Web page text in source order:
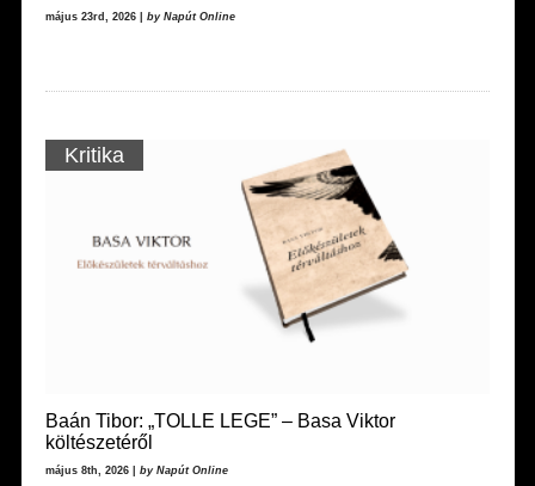
május 23rd, 2026 | by Napút Online
Kritika
Baán Tibor: „TOLLE LEGE” – Basa Viktor
költészetéről
május 8th, 2026 | by Napút Online